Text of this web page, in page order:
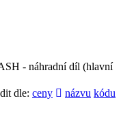
- náhradní díl (hlavní
dle: ceny názvu kódu